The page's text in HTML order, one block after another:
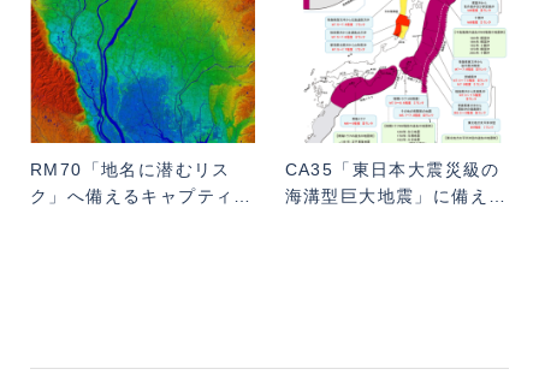
RM70「地名に潜むリス
ク」へ備えるキャプティ…
CA35「東日本大震災級の
海溝型巨大地震」に備え…